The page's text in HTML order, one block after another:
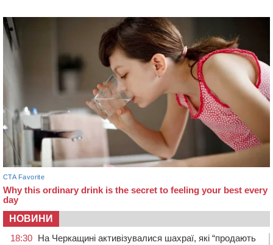
НОВИНИ
18:30 На Черкащині активізувалися шахраї, які “продають